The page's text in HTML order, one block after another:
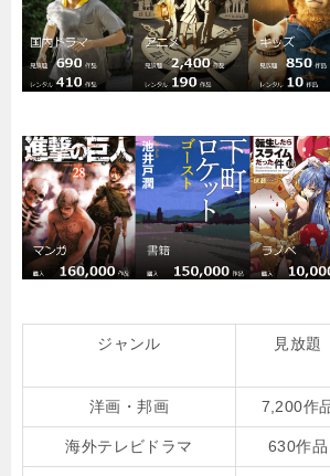
ジャンル 見放題
洋画・邦画 7,200作
海外テレビドラマ 630作品